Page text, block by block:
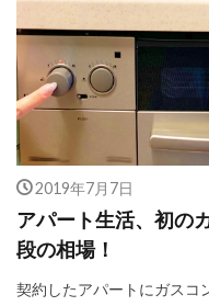
2019年7月7日
アパート生活、初の
段の相場！
契約したアパートにガスコ